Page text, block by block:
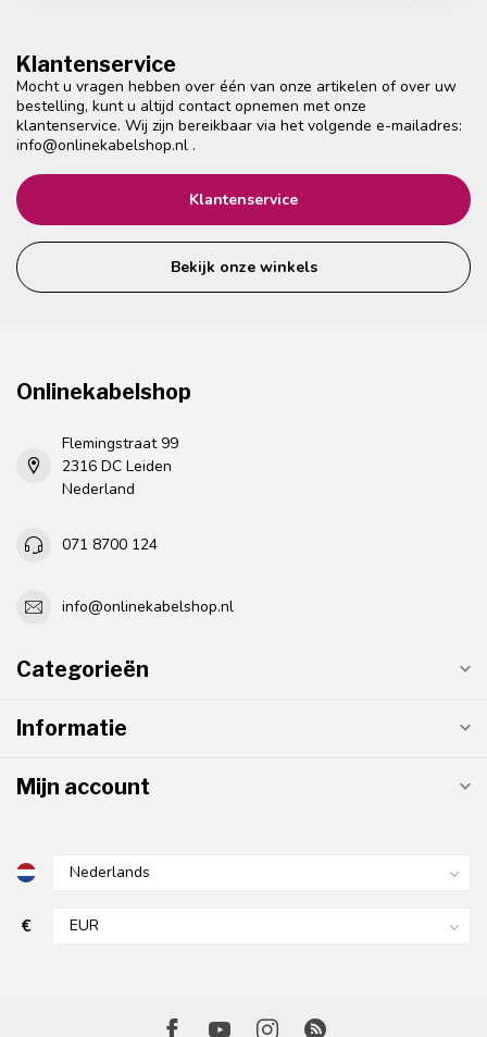
Klantenservice
Mocht u vragen hebben over één van onze artikelen of over uw
bestelling, kunt u altijd contact opnemen met onze
klantenservice. Wij zijn bereikbaar via het volgende e-mailadres:
info@onlinekabelshop.nl .
Klantenservice
Bekijk onze winkels
Onlinekabelshop
Flemingstraat 99
2316 DC Leiden
Nederland
071 8700 124
info@onlinekabelshop.nl
Categorieën
Informatie
Mijn account
€